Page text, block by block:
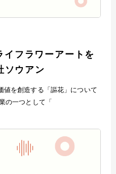
フラワーアートを
ソウアン
値を創造する「謳花」について
業の一つとして「